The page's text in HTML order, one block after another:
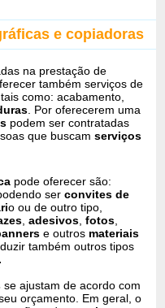
e copiadoras
na prestação de
também serviços de
, tais como: acabamento,
. Por oferecerem uma
podem ser contratadas
que buscam serviços
pode oferecer são:
podendo serconvites de
o ou de outro tipo,
,adesivos ,fotos
e outros materiais
também outros tipos
se ajustam de acordo com
orçamento. Em geral, o